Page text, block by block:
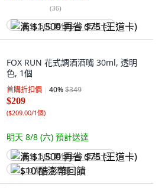
(36)
满 $1,500 再省 $75 (王道卡)
FOX RUN 花式調酒酒嘴 30ml, 透明
色, 1個
首購折扣價 40%$349
$209
($209.00/1個)
明天 8/8 (六) 預計送達
满 $1,500 再省 $75 (王道卡)
$10 酷澎幣回饋